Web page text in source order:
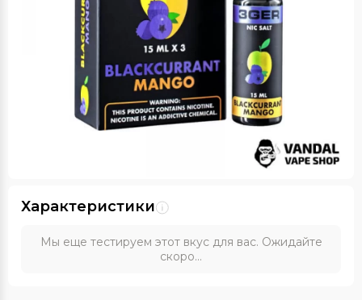
Характеристики
Мы еще тестируем этот вкус для вас. Ожидайте
скоро...